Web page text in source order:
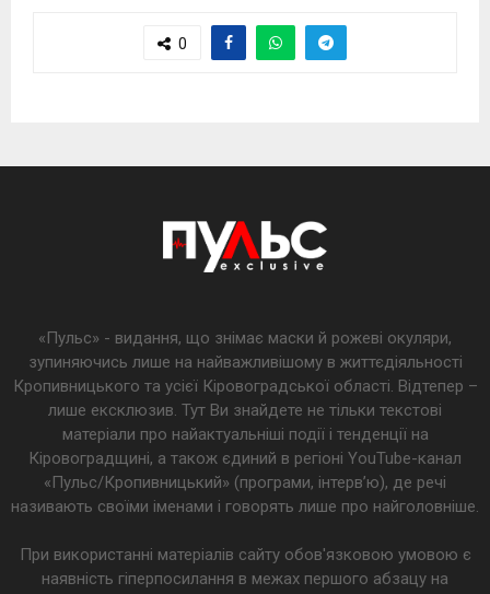
0
«Пульс» - видання, що знімає маски й рожеві окуляри,
зупиняючись лише на найважливішому в життєдіяльності
Кропивницького та усієї Кіровоградської області. Відтепер –
лише ексклюзив. Тут Ви знайдете не тільки текстові
матеріали про найактуальніші події і тенденції на
Кіровоградщині, а також єдиний в регіоні YouTube-канал
«Пульс/Кропивницький» (програми, інтерв’ю), де речі
називають своїми іменами і говорять лише про найголовніше.
При використанні матеріалів сайту обов'язковою умовою є
наявність гіперпосилання в межах першого абзацу на